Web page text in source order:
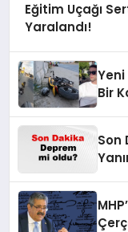
Eğitim Uçağı
Yaralandı!
Bir
Son